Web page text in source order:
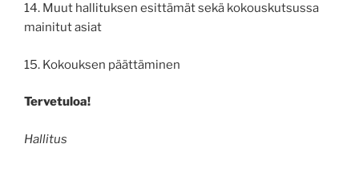
14. Muut hallituksen esittämät sekä kokouskutsussa
mainitut asiat
15. Kokouksen päättäminen
Tervetuloa!
Hallitus